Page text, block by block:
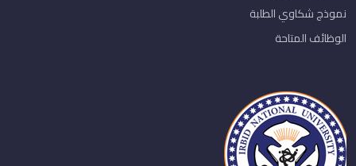
نموذج شكاوي الطلبة
الوظائف المتاحة